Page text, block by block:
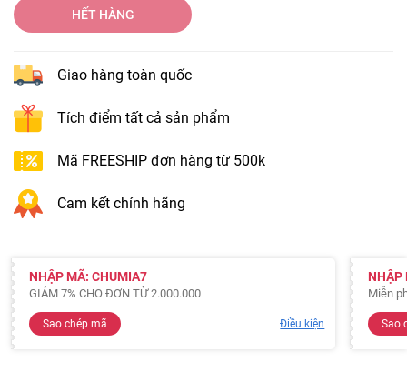
HẾT HÀNG
Giao hàng toàn quốc
Tích điểm tất cả sản phẩm
Mã FREESHIP đơn hàng từ 500k
Cam kết chính hãng
NHẬP MÃ: CHUMIA7
GIẢM 7% CHO ĐƠN TỪ 2.000.000
Sao chép mã Điều kiện
NHẬP
Miễn
Sao